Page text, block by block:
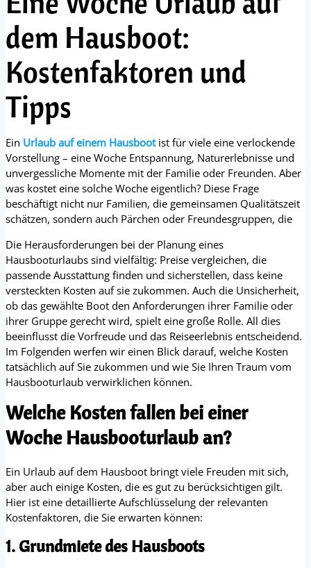
dem Hausboot:
Kostenfaktoren und
Tipps
Ein Urlaub auf einem Hausbootist für viele eine verlockende
Vorstellung – eine Woche Entspannung, Naturerlebnisse und
unvergessliche Momente mit der Familie oder Freunden. Aber
was kostet eine solche Woche eigentlich? Diese Frage
beschäftigt nicht nur Familien, die gemeinsamen Qualitätszeit
schätzen, sondern auch Pärchen oder Freundesgruppen, die
Die Herausforderungen bei der Planung eines
Hausbooturlaubs sind vielfältig: Preise vergleichen, die
passende Ausstattung finden und sicherstellen, dass keine
versteckten Kosten auf sie zukommen. Auch die Unsicherheit,
ob das gewählte Boot den Anforderungen ihrer Familie oder
ihrer Gruppe gerecht wird, spielt eine große Rolle. All dies
beeinflusst die Vorfreude und das Reiseerlebnis entscheidend.
Im Folgenden werfen wir einen Blick darauf, welche Kosten
tatsächlich auf Sie zukommen und wie Sie Ihren Traum vom
Hausbooturlaub verwirklichen können.
Welche Kosten fallen bei einer
Woche Hausbooturlaub an?
Ein Urlaub auf dem Hausboot bringt viele Freuden mit sich,
aber auch einige Kosten, die es gut zu berücksichtigen gilt.
Hier ist eine detaillierte Aufschlüsselung der relevanten
Kostenfaktoren, die Sie erwarten können:
1. Grundmiete des Hausboots